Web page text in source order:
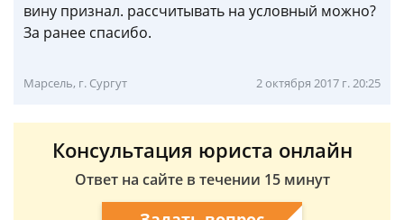
вину признал. рассчитывать на условный можно?
За ранее спасибо.
Марсель, г. Сургут 2 октября 2017 г. 20:25
Консультация юриста онлайн
Ответ на сайте в течении 15 минут